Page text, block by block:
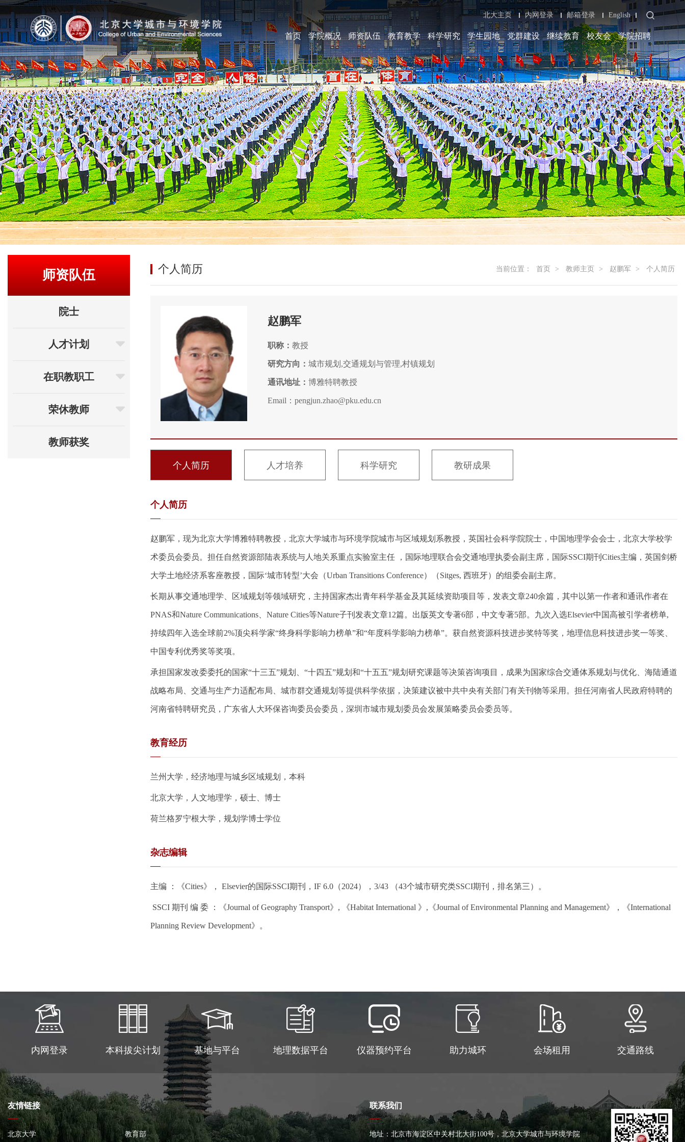
北大主页 内网登录 邮箱登录 English
首页 学院概况 师资队伍 教育教学 科学研究 学生园地 党群建设 继续教育 校友会 学院招聘
师资队伍
院士
人才计划
在职教职工
荣休教师
教师获奖
个人简历 当前位置： 首页 > 教师主页 > 赵鹏军 > 个人简历
赵鹏军
职称： 教授
研究方向： 城市规划,交通规划与管理,村镇规划
通讯地址： 博雅特聘教授
Email：pengjun.zhao@pku.edu.cn
个人简历 人才培养 科学研究 教研成果
个人简历
赵鹏军，现为北京大学博雅特聘教授，北京大学城市与环境学院城市与区域规划系教授，英国社会科学院院士，中国地理学会会士，北京大学校学
术委员会委员。担任自然资源部陆表系统与人地关系重点实验室主任 ，国际地理联合会交通地理执委会副主席，国际SSCI期刊Cities主编，英国剑桥
大学土地经济系客座教授，国际‘城市转型’大会（Urban Transitions Conference）（Sitges, 西班牙）的组委会副主席。
长期从事交通地理学、区域规划等领域研究，主持国家杰出青年科学基金及其延续资助项目等，发表文章240余篇，其中以第一作者和通讯作者在
PNAS和Nature Communications、Nature Cities等Nature子刊发表文章12篇。出版英文专著6部，中文专著5部。九次入选Elsevier中国高被引学者榜单,
持续四年入选全球前2%顶尖科学家“终身科学影响力榜单”和“年度科学影响力榜单”。获自然资源科技进步奖特等奖，地理信息科技进步奖一等奖、
中国专利优秀奖等奖项。
承担国家发改委委托的国家“十三五”规划、“十四五”规划和“十五五”规划研究课题等决策咨询项目，成果为国家综合交通体系规划与优化、海陆通道
战略布局、交通与生产力适配布局、城市群交通规划等提供科学依据，决策建议被中共中央有关部门有关刊物等采用。担任河南省人民政府特聘的
河南省特聘研究员，广东省人大环保咨询委员会委员，深圳市城市规划委员会发展策略委员会委员等。
教育经历
兰州大学，经济地理与城乡区域规划，本科
北京大学，人文地理学，硕士、博士
荷兰格罗宁根大学，规划学博士学位
杂志编辑
主编 ：《Cities》， Elsevier的国际SSCI期刊，IF 6.0（2024），3/43 （43个城市研究类SSCI期刊，排名第三）。
SSCI 期刊 编 委 ： 《Journal of Geography Transport》 , 《Habitat International 》 , 《Journal of Environmental Planning and Management》 ， 《International
Planning Review Development》。
内网登录 本科拔尖计划 基地与平台 地理数据平台 仪器预约平台 助力城环 会场租用 交通路线
友情链接
北京大学 教育部
联系我们
地址：北京市海淀区中关村北大街100号，北京大学城市与环境学院